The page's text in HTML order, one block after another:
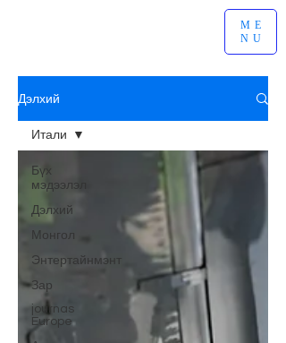
ME
NU
Дэлхий
Бүх
мэдээлэл
Дэлхий
Монгол
Энтертайнмэнт
Зар
journas
Europe
Итали